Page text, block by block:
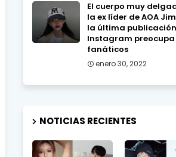
El cuerpo muy
la ex líder de AOA
la última
Instagram preocupa
fanáticos
enero 30, 2022
NOTICIAS RECIENTES